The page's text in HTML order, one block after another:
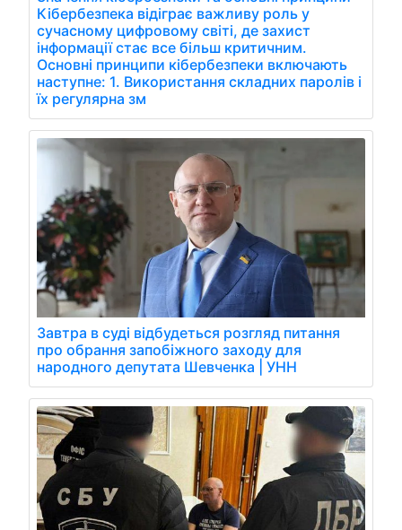
Кібербезпека відіграє важливу роль у
сучасному цифровому світі, де захист
інформації стає все більш критичним.
Основні принципи кібербезпеки включають
наступне: 1. Використання складних паролів і
їх регулярна зм
Завтра в суді відбудеться розгляд питання
про обрання запобіжного заходу для
народного депутата Шевченка | УНН